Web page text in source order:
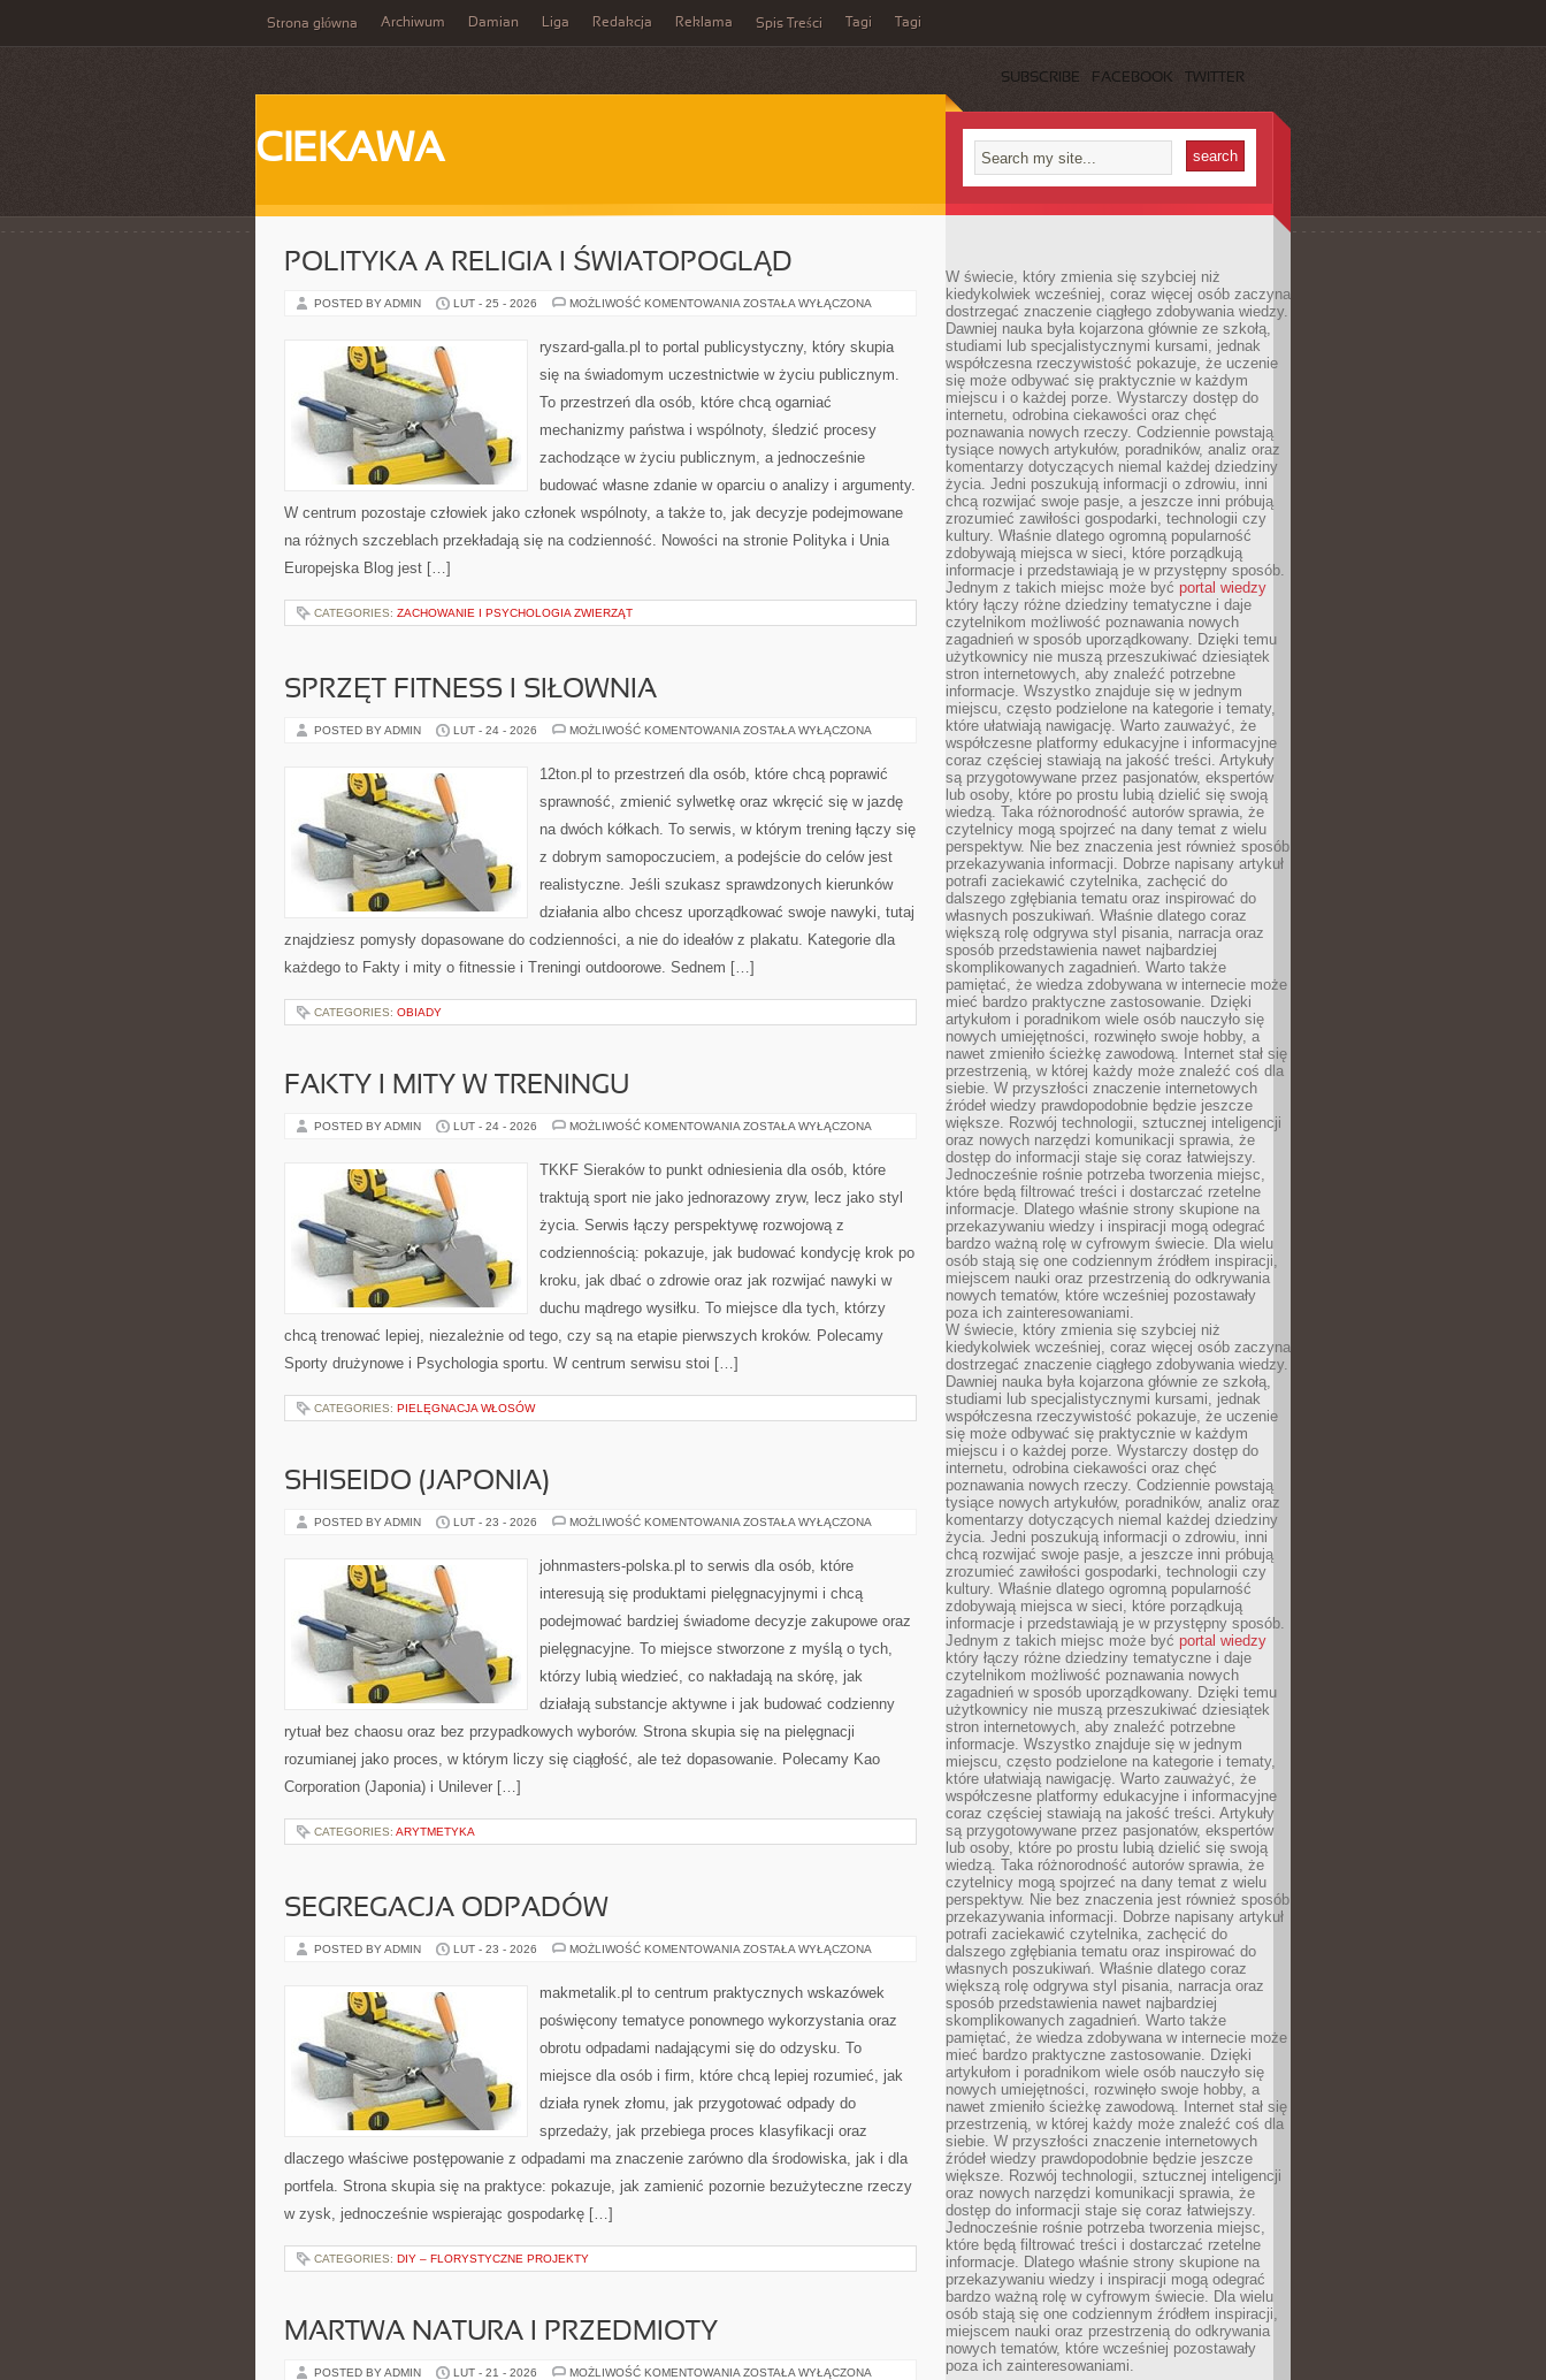
Strona główna Archiwum Damian Liga Redakcja Reklama Spis Treści Tagi Tagi
SUBSCRIBE FACEBOOK TWITTER
CIEKAWA
POLITYKA A RELIGIA I ŚWIATOPOGLĄD
POSTED BY ADMIN LUT - 25 - 2026 MOŻLIWOŚĆ KOMENTOWANIA POLITYKA
ŚWIATOPOGLĄD
ZOSTAŁA WYŁĄCZONA
ryszard-galla.pl to portal publicystyczny, który skupia
się na świadomym uczestnictwie w życiu publicznym.
To przestrzeń dla osób, które chcą ogarniać
mechanizmy państwa i wspólnoty, śledzić procesy
zachodzące w życiu publicznym, a jednocześnie
budować własne zdanie w oparciu o analizy i argumenty.
W centrum pozostaje człowiek jako członek wspólnoty, a także to, jak decyzje podejmowane
na różnych szczeblach przekładają się na codzienność. Nowości na stronie Polityka i Unia
Europejska Blog jest […]
CATEGORIES: ZACHOWANIE I PSYCHOLOGIA ZWIERZĄT
SPRZĘT FITNESS I SIŁOWNIA
POSTED BY ADMIN LUT - 24 - 2026 MOŻLIWOŚĆ KOMENTOWANIA SPRZĘT
SIŁOWNIA
ZOSTAŁA WYŁĄCZONA
12ton.pl to przestrzeń dla osób, które chcą poprawić
sprawność, zmienić sylwetkę oraz wkręcić się w jazdę
na dwóch kółkach. To serwis, w którym trening łączy się
z dobrym samopoczuciem, a podejście do celów jest
realistyczne. Jeśli szukasz sprawdzonych kierunków
działania albo chcesz uporządkować swoje nawyki, tutaj
znajdziesz pomysły dopasowane do codzienności, a nie do ideałów z plakatu. Kategorie dla
każdego to Fakty i mity o fitnessie i Treningi outdoorowe. Sednem […]
CATEGORIES: OBIADY
FAKTY I MITY W TRENINGU
POSTED BY ADMIN LUT - 24 - 2026 MOŻLIWOŚĆ KOMENTOWANIA FAKTY
TRENINGU
ZOSTAŁA WYŁĄCZONA
TKKF Sieraków to punkt odniesienia dla osób, które
traktują sport nie jako jednorazowy zryw, lecz jako styl
życia. Serwis łączy perspektywę rozwojową z
codziennością: pokazuje, jak budować kondycję krok po
kroku, jak dbać o zdrowie oraz jak rozwijać nawyki w
duchu mądrego wysiłku. To miejsce dla tych, którzy
chcą trenować lepiej, niezależnie od tego, czy są na etapie pierwszych kroków. Polecamy
Sporty drużynowe i Psychologia sportu. W centrum serwisu stoi […]
CATEGORIES: PIELĘGNACJA WŁOSÓW
SHISEIDO (JAPONIA)
POSTED BY ADMIN LUT - 23 - 2026 MOŻLIWOŚĆ KOMENTOWANIA SHISEIDO
ZOSTAŁA WYŁĄCZONA
johnmasters-polska.pl to serwis dla osób, które
interesują się produktami pielęgnacyjnymi i chcą
podejmować bardziej świadome decyzje zakupowe oraz
pielęgnacyjne. To miejsce stworzone z myślą o tych,
którzy lubią wiedzieć, co nakładają na skórę, jak
działają substancje aktywne i jak budować codzienny
rytuał bez chaosu oraz bez przypadkowych wyborów. Strona skupia się na pielęgnacji
rozumianej jako proces, w którym liczy się ciągłość, ale też dopasowanie. Polecamy Kao
Corporation (Japonia) i Unilever […]
CATEGORIES: ARYTMETYKA
SEGREGACJA ODPADÓW
POSTED BY ADMIN LUT - 23 - 2026 MOŻLIWOŚĆ KOMENTOWANIA SEGREGACJA
ZOSTAŁA WYŁĄCZONA
makmetalik.pl to centrum praktycznych wskazówek
poświęcony tematyce ponownego wykorzystania oraz
obrotu odpadami nadającymi się do odzysku. To
miejsce dla osób i firm, które chcą lepiej rozumieć, jak
działa rynek złomu, jak przygotować odpady do
sprzedaży, jak przebiega proces klasyfikacji oraz
dlaczego właściwe postępowanie z odpadami ma znaczenie zarówno dla środowiska, jak i dla
portfela. Strona skupia się na praktyce: pokazuje, jak zamienić pozornie bezużyteczne rzeczy
w zysk, jednocześnie wspierając gospodarkę […]
CATEGORIES: DIY – FLORYSTYCZNE PROJEKTY
MARTWA NATURA I PRZEDMIOTY
POSTED BY ADMIN LUT - 21 - 2026 MOŻLIWOŚĆ KOMENTOWANIA MARTWA
ZOSTAŁA WYŁĄCZONA
W świecie, który zmienia się szybciej niż
kiedykolwiek wcześniej, coraz więcej osób zaczyna
dostrzegać znaczenie ciągłego zdobywania wiedzy.
Dawniej nauka była kojarzona głównie ze szkołą,
studiami lub specjalistycznymi kursami, jednak
współczesna rzeczywistość pokazuje, że uczenie
się może odbywać się praktycznie w każdym
miejscu i o każdej porze. Wystarczy dostęp do
internetu, odrobina ciekawości oraz chęć
poznawania nowych rzeczy. Codziennie powstają
tysiące nowych artykułów, poradników, analiz oraz
komentarzy dotyczących niemal każdej dziedziny
życia. Jedni poszukują informacji o zdrowiu, inni
chcą rozwijać swoje pasje, a jeszcze inni próbują
zrozumieć zawiłości gospodarki, technologii czy
kultury. Właśnie dlatego ogromną popularność
zdobywają miejsca w sieci, które porządkują
informacje i przedstawiają je w przystępny sposób.
Jednym z takich miejsc może być portal wiedzy
który łączy różne dziedziny tematyczne i daje
czytelnikom możliwość poznawania nowych
zagadnień w sposób uporządkowany. Dzięki temu
użytkownicy nie muszą przeszukiwać dziesiątek
stron internetowych, aby znaleźć potrzebne
informacje. Wszystko znajduje się w jednym
miejscu, często podzielone na kategorie i tematy,
które ułatwiają nawigację. Warto zauważyć, że
współczesne platformy edukacyjne i informacyjne
coraz częściej stawiają na jakość treści. Artykuły
są przygotowywane przez pasjonatów, ekspertów
lub osoby, które po prostu lubią dzielić się swoją
wiedzą. Taka różnorodność autorów sprawia, że
czytelnicy mogą spojrzeć na dany temat z wielu
perspektyw. Nie bez znaczenia jest również sposób
przekazywania informacji. Dobrze napisany artykuł
potrafi zaciekawić czytelnika, zachęcić do
dalszego zgłębiania tematu oraz inspirować do
własnych poszukiwań. Właśnie dlatego coraz
większą rolę odgrywa styl pisania, narracja oraz
sposób przedstawienia nawet najbardziej
skomplikowanych zagadnień. Warto także
pamiętać, że wiedza zdobywana w internecie może
mieć bardzo praktyczne zastosowanie. Dzięki
artykułom i poradnikom wiele osób nauczyło się
nowych umiejętności, rozwinęło swoje hobby, a
nawet zmieniło ścieżkę zawodową. Internet stał się
przestrzenią, w której każdy może znaleźć coś dla
siebie. W przyszłości znaczenie internetowych
źródeł wiedzy prawdopodobnie będzie jeszcze
większe. Rozwój technologii, sztucznej inteligencji
oraz nowych narzędzi komunikacji sprawia, że
dostęp do informacji staje się coraz łatwiejszy.
Jednocześnie rośnie potrzeba tworzenia miejsc,
które będą filtrować treści i dostarczać rzetelne
informacje. Dlatego właśnie strony skupione na
przekazywaniu wiedzy i inspiracji mogą odegrać
bardzo ważną rolę w cyfrowym świecie. Dla wielu
osób stają się one codziennym źródłem inspiracji,
miejscem nauki oraz przestrzenią do odkrywania
nowych tematów, które wcześniej pozostawały
poza ich zainteresowaniami.
W świecie, który zmienia się szybciej niż
kiedykolwiek wcześniej, coraz więcej osób zaczyna
dostrzegać znaczenie ciągłego zdobywania wiedzy.
Dawniej nauka była kojarzona głównie ze szkołą,
studiami lub specjalistycznymi kursami, jednak
współczesna rzeczywistość pokazuje, że uczenie
się może odbywać się praktycznie w każdym
miejscu i o każdej porze. Wystarczy dostęp do
internetu, odrobina ciekawości oraz chęć
poznawania nowych rzeczy. Codziennie powstają
tysiące nowych artykułów, poradników, analiz oraz
komentarzy dotyczących niemal każdej dziedziny
życia. Jedni poszukują informacji o zdrowiu, inni
chcą rozwijać swoje pasje, a jeszcze inni próbują
zrozumieć zawiłości gospodarki, technologii czy
kultury. Właśnie dlatego ogromną popularność
zdobywają miejsca w sieci, które porządkują
informacje i przedstawiają je w przystępny sposób.
Jednym z takich miejsc może być portal wiedzy
który łączy różne dziedziny tematyczne i daje
czytelnikom możliwość poznawania nowych
zagadnień w sposób uporządkowany. Dzięki temu
użytkownicy nie muszą przeszukiwać dziesiątek
stron internetowych, aby znaleźć potrzebne
informacje. Wszystko znajduje się w jednym
miejscu, często podzielone na kategorie i tematy,
które ułatwiają nawigację. Warto zauważyć, że
współczesne platformy edukacyjne i informacyjne
coraz częściej stawiają na jakość treści. Artykuły
są przygotowywane przez pasjonatów, ekspertów
lub osoby, które po prostu lubią dzielić się swoją
wiedzą. Taka różnorodność autorów sprawia, że
czytelnicy mogą spojrzeć na dany temat z wielu
perspektyw. Nie bez znaczenia jest również sposób
przekazywania informacji. Dobrze napisany artykuł
potrafi zaciekawić czytelnika, zachęcić do
dalszego zgłębiania tematu oraz inspirować do
własnych poszukiwań. Właśnie dlatego coraz
większą rolę odgrywa styl pisania, narracja oraz
sposób przedstawienia nawet najbardziej
skomplikowanych zagadnień. Warto także
pamiętać, że wiedza zdobywana w internecie może
mieć bardzo praktyczne zastosowanie. Dzięki
artykułom i poradnikom wiele osób nauczyło się
nowych umiejętności, rozwinęło swoje hobby, a
nawet zmieniło ścieżkę zawodową. Internet stał się
przestrzenią, w której każdy może znaleźć coś dla
siebie. W przyszłości znaczenie internetowych
źródeł wiedzy prawdopodobnie będzie jeszcze
większe. Rozwój technologii, sztucznej inteligencji
oraz nowych narzędzi komunikacji sprawia, że
dostęp do informacji staje się coraz łatwiejszy.
Jednocześnie rośnie potrzeba tworzenia miejsc,
które będą filtrować treści i dostarczać rzetelne
informacje. Dlatego właśnie strony skupione na
przekazywaniu wiedzy i inspiracji mogą odegrać
bardzo ważną rolę w cyfrowym świecie. Dla wielu
osób stają się one codziennym źródłem inspiracji,
miejscem nauki oraz przestrzenią do odkrywania
nowych tematów, które wcześniej pozostawały
poza ich zainteresowaniami.